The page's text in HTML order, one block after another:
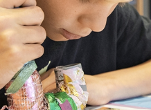
scholen
organisatie